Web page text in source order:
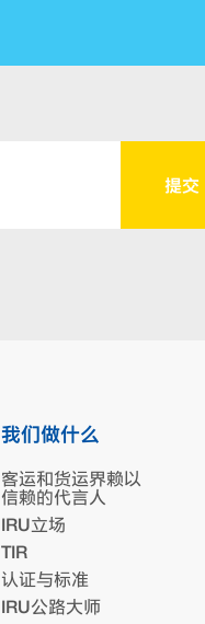
我们做什么
客运和货运界赖以
信赖的代言人
IRU立场
TIR
认证与标准
IRU公路大师